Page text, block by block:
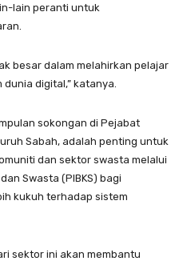
lain peranti untuk
besar dalam melahirkan pelajar
digital,” katanya.
sokongan di Pejabat
Sabah, adalah penting untuk
dan sektor swasta melalui
Swasta (PIBKS) bagi
kukuh terhadap sistem
sektor ini akan membantu